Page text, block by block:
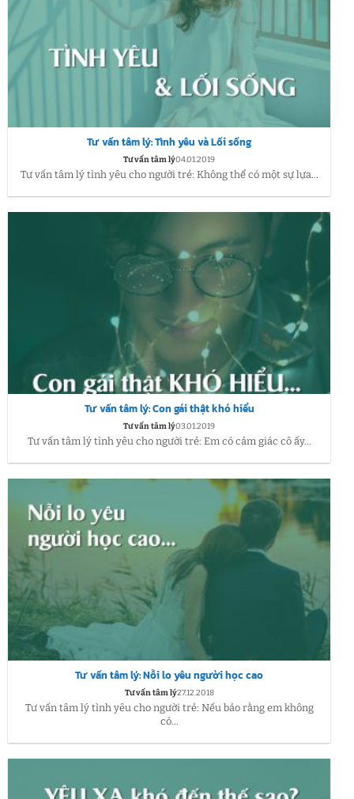
Tư vấn tâm lý: Tình yêu và Lối sống
Tư vấn tâm lý04.01.2019
Tư vấn tâm lý tình yêu cho người trẻ: Không thể có một sự lựa...
Tư vấn tâm lý: Con gái thật khó hiểu
Tư vấn tâm lý03.01.2019
Tư vấn tâm lý tình yêu cho người trẻ: Em có cảm giác cô ấy...
Tư vấn tâm lý: Nỗi lo yêu người học cao
Tư vấn tâm lý27.12.2018
Tư vấn tâm lý tình yêu cho người trẻ: Nếu bảo rằng em không
có...